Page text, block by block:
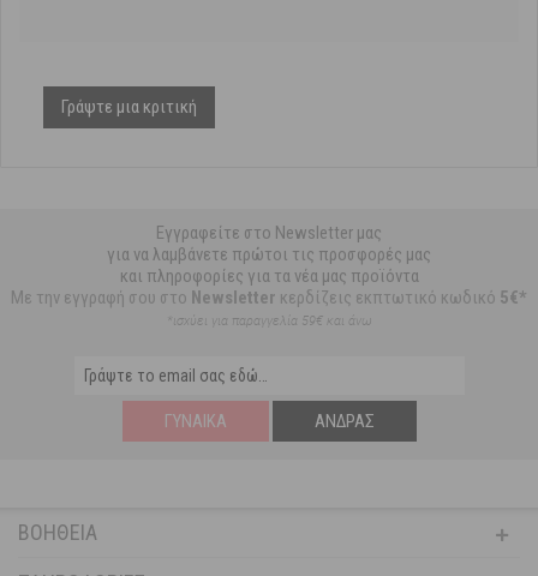
Γράψτε μια κριτική
Εγγραφείτε στο Newsletter μας
για να λαμβάνετε πρώτοι τις προσφορές μας
και πληροφορίες για τα νέα μας προϊόντα
Με την εγγραφή σου στο Newsletter κερδίζεις εκπτωτικό κωδικό 5€*
*ισχύει για παραγγελία 59€ και άνω
ΓΥΝΑΊΚΑ ΆΝΔΡΑΣ
ΒΟΉΘΕΙΑ